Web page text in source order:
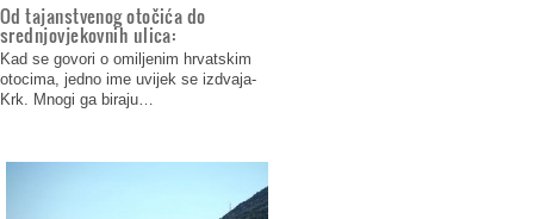
Od tajanstvenog otočića do
srednjovjekovnih ulica:
Kad se govori o omiljenim hrvatskim
otocima, jedno ime uvijek se izdvaja-
Krk. Mnogi ga biraju…